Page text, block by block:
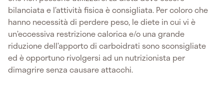
bilanciata e l’attività fisica è consigliata. Per coloro che
hanno necessità di perdere peso, le diete in cui vi è
un’eccessiva restrizione calorica e/o una grande
riduzione dell’apporto di carboidrati sono sconsigliate
ed è opportuno rivolgersi ad un nutrizionista per
dimagrire senza causare attacchi.